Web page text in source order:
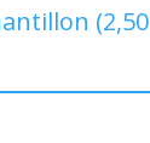
(2,50